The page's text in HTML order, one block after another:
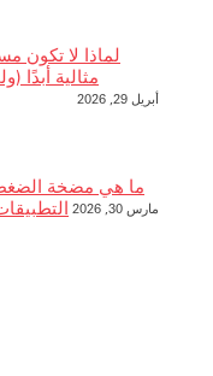
لماذا لا تكون
مثالية أبدًا
أبريل 29, 2026
ما هي مضخة الضغط
مارس 30, 2026